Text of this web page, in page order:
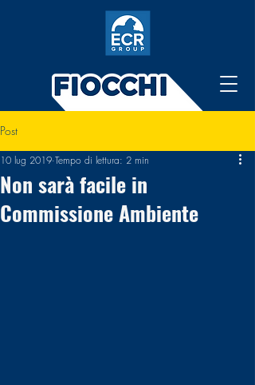
Post
Non sarà facile in
Commissione Ambiente
10 lug 2019 Tempo di lettura: 2 min